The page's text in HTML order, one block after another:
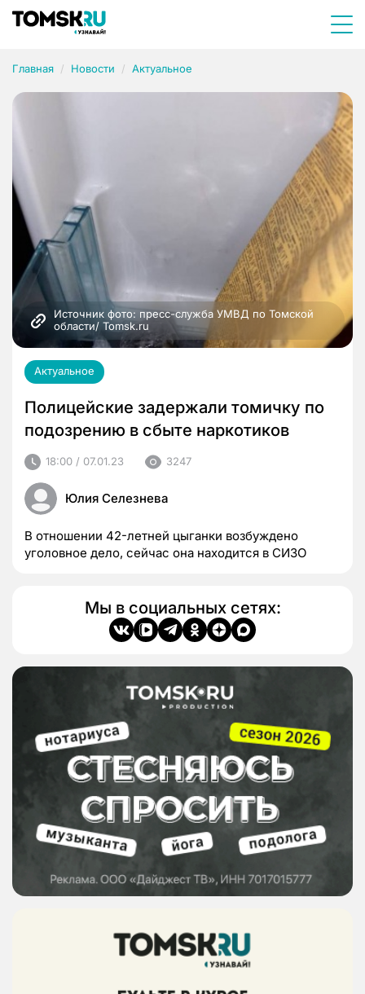
Главная Новости Актуальное
Источник фото: пресс-служба УМВД по Томской
области/ Tomsk.ru
Актуальное
Полицейские задержали томичку по
подозрению в сбыте наркотиков
18:00 / 07.01.23 3247
Юлия Селезнева
В отношении 42-летней цыганки возбуждено
уголовное дело, сейчас она находится в СИЗО
Мы в социальных сетях: